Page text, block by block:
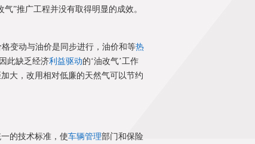
”推广工程并没有取得明显的成效。
变动与油价是同步进行，油价和等热
因此缺乏经济利益驱动的‘油改气’工作
大，改用相对低廉的天然气可以节约
的技术标准，使车辆管理部门和保险